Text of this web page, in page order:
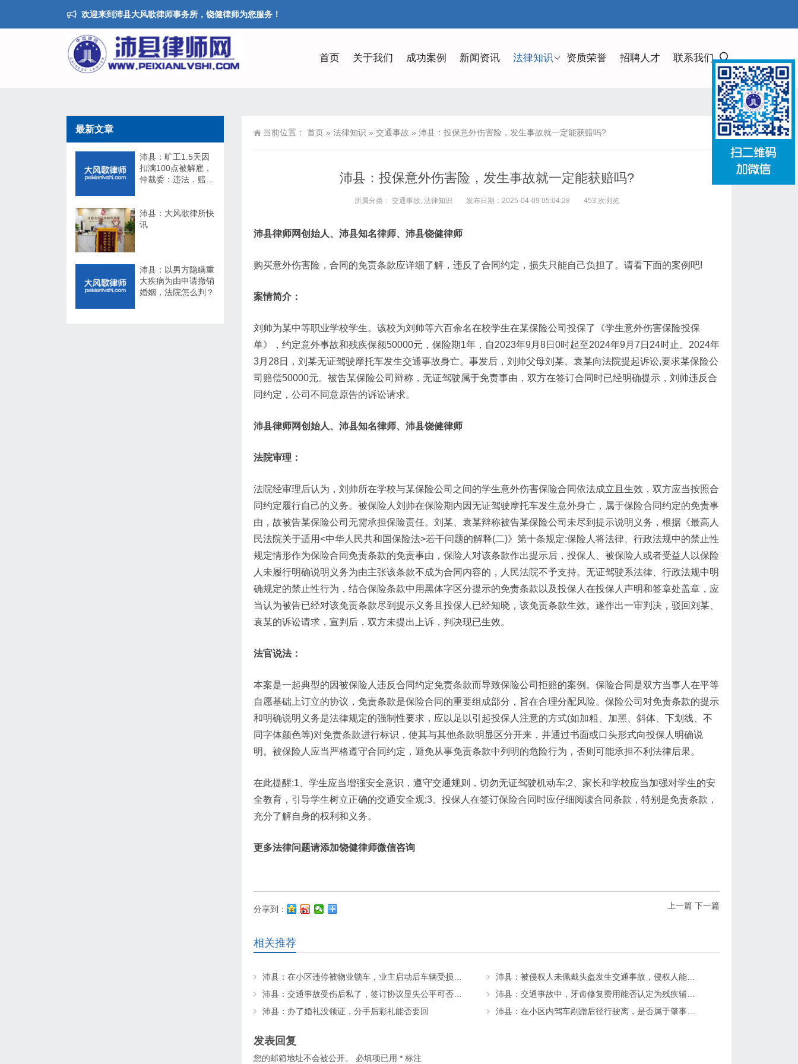
欢迎来到沛县大风歌律师事务所，饶健律师为您服务！
首页 关于我们 成功案例 新闻资讯 法律知识 资质荣誉 招聘人才 联系我们
当前位置： 首页 » 法律知识 » 交通事故 » 沛县：投保意外伤害险，发生事故就一定能获赔吗?
沛县：投保意外伤害险，发生事故就一定能获赔吗?
所属分类： 交通事故, 法律知识 发布日期：2025-04-09 05:04:28 453 次浏览
沛县律师网创始人、沛县知名律师、沛县饶健律师
购买意外伤害险，合同的免责条款应详细了解，违反了合同约定，损失只能自己负担了。请看下面的案例吧!
案情简介：
刘帅为某中等职业学校学生。该校为刘帅等六百余名在校学生在某保险公司投保了《学生意外伤害保险投保
单》，约定意外事故和残疾保额50000元，保险期1年，自2023年9月8日0时起至2024年9月7日24时止。2024年
3月28日，刘某无证驾驶摩托车发生交通事故身亡。事发后，刘帅父母刘某、袁某向法院提起诉讼,要求某保险公
司赔偿50000元。被告某保险公司辩称，无证驾驶属于免责事由，双方在签订合同时已经明确提示，刘帅违反合
同约定，公司不同意原告的诉讼请求。
沛县律师网创始人、沛县知名律师、沛县饶健律师
法院审理：
法院经审理后认为，刘帅所在学校与某保险公司之间的学生意外伤害保险合同依法成立且生效，双方应当按照合
同约定履行自己的义务。被保险人刘帅在保险期内因无证驾驶摩托车发生意外身亡，属于保险合同约定的免责事
由，故被告某保险公司无需承担保险责任。刘某、袁某辩称被告某保险公司未尽到提示说明义务，根据《最高人
民法院关于适用<中华人民共和国保险法>若干问题的解释(二)》第十条规定:保险人将法律、行政法规中的禁止性
规定情形作为保险合同免责条款的免责事由，保险人对该条款作出提示后，投保人、被保险人或者受益人以保险
人未履行明确说明义务为由主张该条款不成为合同内容的，人民法院不予支持。无证驾驶系法律、行政法规中明
确规定的禁止性行为，结合保险条款中用黑体字区分提示的免责条款以及投保人在投保人声明和签章处盖章，应
当认为被告已经对该免责条款尽到提示义务且投保人已经知晓，该免责条款生效。遂作出一审判决，驳回刘某、
袁某的诉讼请求，宣判后，双方未提出上诉，判决现已生效。
法官说法：
本案是一起典型的因被保险人违反合同约定免责条款而导致保险公司拒赔的案例。保险合同是双方当事人在平等
自愿基础上订立的协议，免责条款是保险合同的重要组成部分，旨在合理分配风险。保险公司对免责条款的提示
和明确说明义务是法律规定的强制性要求，应以足以引起投保人注意的方式(如加粗、加黑、斜体、下划线、不
同字体颜色等)对免责条款进行标识，使其与其他条款明显区分开来，并通过书面或口头形式向投保人明确说
明。被保险人应当严格遵守合同约定，避免从事免责条款中列明的危险行为，否则可能承担不利法律后果。
在此提醒:1、学生应当增强安全意识，遵守交通规则，切勿无证驾驶机动车;2、家长和学校应当加强对学生的安
全教育，引导学生树立正确的交通安全观;3、投保人在签订保险合同时应仔细阅读合同条款，特别是免责条款，
充分了解自身的权利和义务。
更多法律问题请添加饶健律师微信咨询
上一篇 下一篇
分享到：
相关推荐
沛县：被侵权人未佩戴头盔发生交通事故，侵权人能减轻赔偿吗？
沛县：交通事故中，牙齿修复费用能否认定为残疾辅助器具费用
沛县：办了婚礼没领证，分手后彩礼能否要回
沛县：在小区内驾车剐蹭后径行驶离，是否属于肇事逃逸？
发表回复
您的邮箱地址不会被公开。 必填项已用 * 标注
最新文章
沛县：旷工1.5天因
扣满100点被解雇，
仲裁委：违法，赔
沛县：大风歌律所快
讯
沛县：以男方隐瞒重
大疾病为由申请撤销
婚姻，法院怎么判？